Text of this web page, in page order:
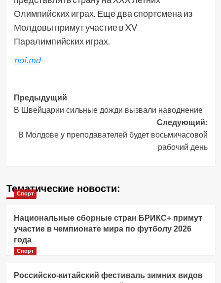
Олимпийских играх. Еще два спортсмена из
Молдовы примут участие в XV
Паралимпийских играх.
noi.md
Навигация
записи
Предыдущий
В Швейцарии сильные дожди вызвали наводнение
Следующий:
В Молдове у преподавателей будет восьмичасовой
рабочий день
Тематические новости:
Спорт
Национальные сборные стран БРИКС+ примут
участие в чемпионате мира по футболу 2026
года
Спорт
Российско-китайский фестиваль зимних видов